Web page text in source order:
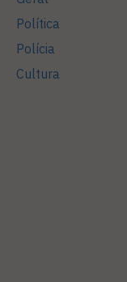
Política
Polícia
Cultura